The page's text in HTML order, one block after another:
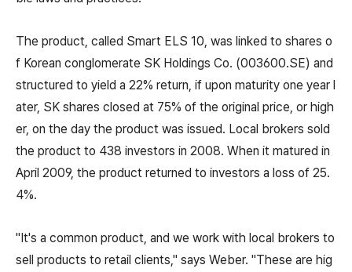
The product, called Smart ELS 10, was linked to shares o
f Korean conglomerate SK Holdings Co. (003600.SE) and
structured to yield a 22% return, if upon maturity one year l
ater, SK shares closed at 75% of the original price, or high
er, on the day the product was issued. Local brokers sold
the product to 438 investors in 2008. When it matured in
April 2009, the product returned to investors a loss of 25.
4%.
"It's a common product, and we work with local brokers to
sell products to retail clients," says Weber. "These are hig